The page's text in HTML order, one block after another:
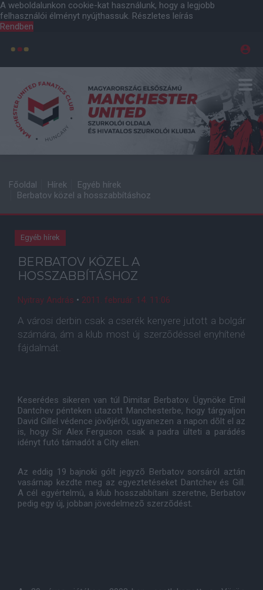
A weboldalunkon cookie-kat használunk, hogy a legjobb
felhasználói élményt nyújthassuk. Részletes leírás
Rendben
Főoldal Hírek
Egyéb hírek
Berbatov közel a hosszabbításhoz
Egyéb hírek
BERBATOV KÖZEL A
HOSSZABBÍTÁSHOZ
Nyitray András • 2011. február. 14. 11:06
A városi derbin csak a cserék kenyere jutott a bolgár
számára, ám a klub most új szerzõdéssel enyhítené
fájdalmát.
Keserédes sikeren van túl Dimitar Berbatov. Ügynöke Emil
Dantchev pénteken utazott Manchesterbe, hogy tárgyaljon
David Gillel védence jövõjérõl, ugyanezen a napon dõlt el az
is, hogy Sir Alex Ferguson csak a padra ülteti a parádés
idényt futó támadót a City ellen.
Az eddig 19 bajnoki gólt jegyzõ Berbatov sorsáról aztán
vasárnap kezdte meg az egyeztetéseket Dantchev és Gill.
A cél egyértelmû, a klub hosszabbítani szeretne, Berbatov
pedig egy új, jobban jövedelmezõ szerzõdést.